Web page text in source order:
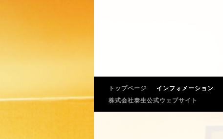
トップページ インフォメーション
株式会社泰生公式ウェブサイト